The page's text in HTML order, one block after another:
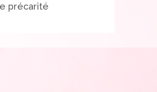
précarité